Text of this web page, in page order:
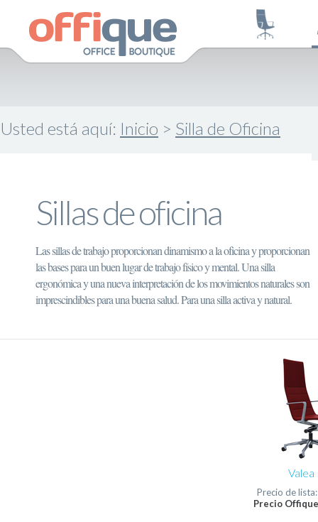
Usted está aquí: Inicio > Silla de Oficina
Sillas de oficina
Las sillas de trabajo proporcionan dinamismo a la oficina y proporcionan
las bases para un buen lugar de trabajo físico y mental. Una silla
ergonómica y una nueva interpretación de los movimientos naturales son
imprescindibles para una buena salud. Para una silla activa y natural.
Valea
Precio de
Precio